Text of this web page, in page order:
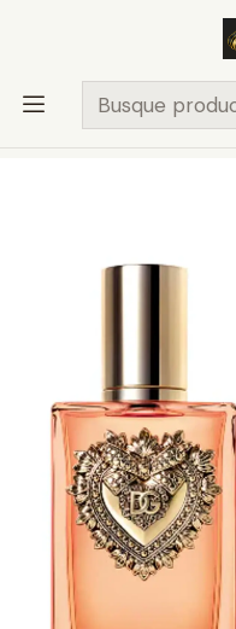
en
Inicio PERFUMES Y
DOLCE & GABBANA